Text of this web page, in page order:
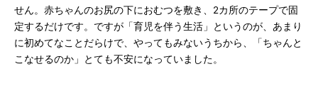
せん。赤ちゃんのお尻の下におむつを敷き、2カ所のテープで固
定するだけです。ですが「育児を伴う生活」というのが、あまり
に初めてなことだらけで、やってもみないうちから、「ちゃんと
こなせるのか」とても不安になっていました。